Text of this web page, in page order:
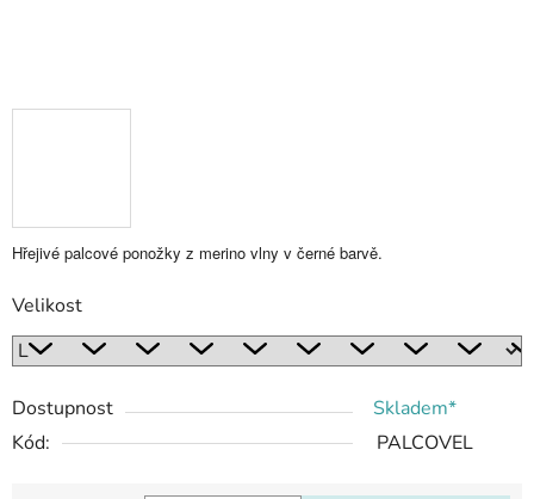
Hřejivé palcové ponožky z merino vlny v černé barvě.
Velikost
Dostupnost
Skladem*
Kód:
PALCOVEL